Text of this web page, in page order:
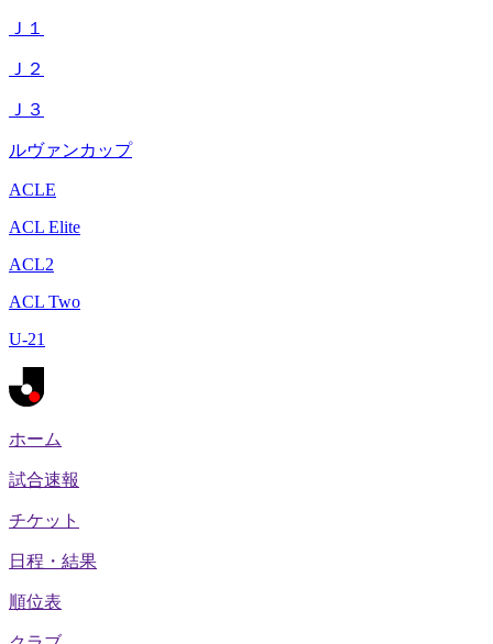
Ｊ１
Ｊ２
Ｊ３
ルヴァンカップ
ACLE
ACL Elite
ACL2
ACL Two
U-21
ホーム
試合速報
チケット
日程・結果
順位表